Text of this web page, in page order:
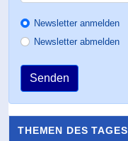
Newsletter anmelden
Newsletter abmelden
Senden
THEMEN DES TAGES